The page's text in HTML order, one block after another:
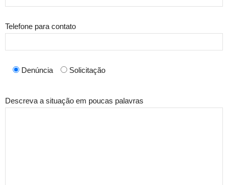
Telefone para contato
Denúncia Solicitação
Descreva a situação em poucas palavras